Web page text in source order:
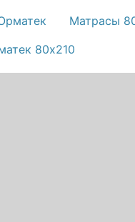
Матрасы
80х210